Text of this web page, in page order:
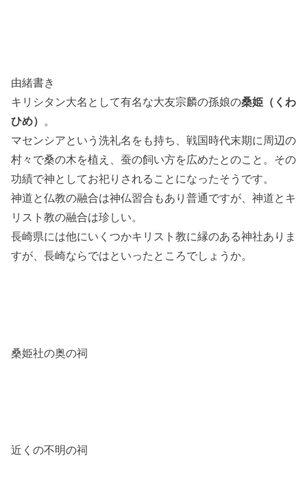
由緒書き
キリシタン大名として有名な大友宗麟の孫娘の桑姫（くわ
ひめ）
。
マセンシアという洗礼名をも持ち、戦国時代末期に周辺の
村々で桑の木を植え、蚕の飼い方を広めたとのこと。その
功績で神としてお祀りされることになったそうです。
神道と仏教の融合は神仏習合もあり普通ですが、神道とキ
リスト教の融合は珍しい。
長崎県には他にいくつかキリスト教に縁のある神社ありま
すが、長崎ならではといったところでしょうか。
桑姫社の奥の祠
近くの不明の祠